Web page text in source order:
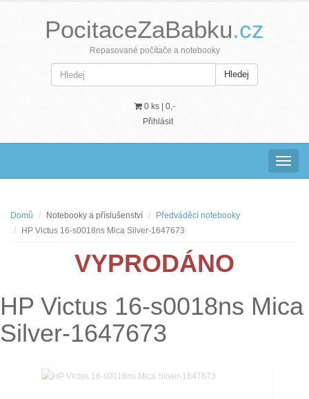
PocitaceZaBabku.cz
Repasované počítače a notebooky
Hledej
0 ks | 0,-
Přihlásit
Domů Notebooky a příslušenství
Předváděcí notebooky
HP Victus 16-s0018ns Mica Silver-1647673
VYPRODÁNO
HP Victus 16-s0018ns Mica
Silver-1647673